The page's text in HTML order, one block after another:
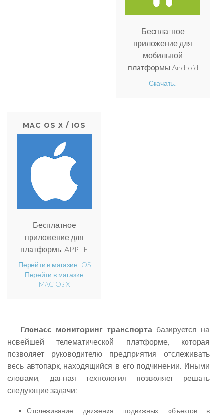
Бесплатное
приложение для
мобильной
платформы Android
Скачать..
MAC OS X / IOS
Бесплатное
приложение для
платформы APPLE
Перейти в магазин IOS
Перейти в магазин
MAC OS X
Глонасс мониторинг транспорта базируется на
новейшей телематической платформе, которая
позволяет руководителю предприятия отслеживать
весь автопарк, находящийся в его подчинении. Иными
словами, данная технология позволяет решать
следующие задачи:
Отслеживание движения подвижных объектов в